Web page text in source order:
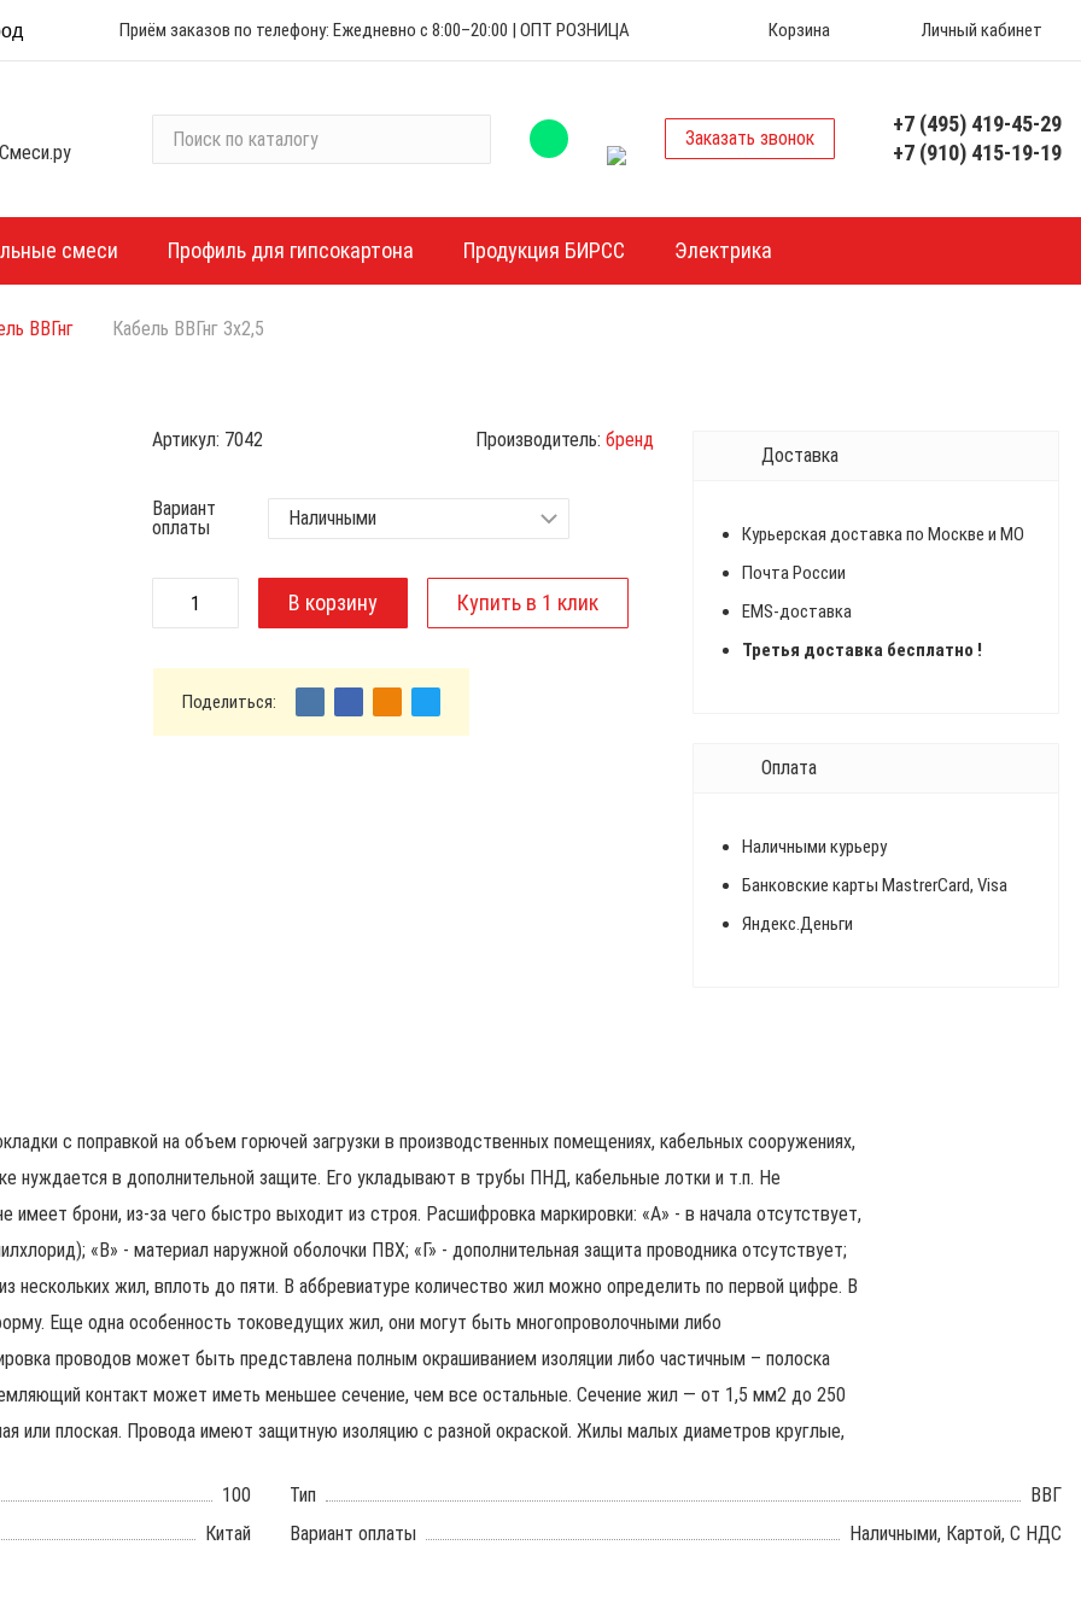
Приём заказов по телефону: Ежедневно с 8:00–20:00 | ОПТ РОЗНИЦА Корзина Личный кабинет
с
к
л
г
у
Заказать звонок
+7 (495) 419-45-29
+7 (910) 415-19-19
смеси Профиль для гипсокартона Продукция БИРСС Электрика
ВВГнг Кабель ВВГнг 3х2,5
Артикул: 7042 Производитель: бренд
Вариант
оплаты
Поделиться:
Доставка
Курьерская доставка по Москве и МО
Почта России
EMS-доставка
Третья доставка бесплатно !
Оплата
Наличными курьеру
Банковские карты MastrerCard, Visa
Яндекс.Деньги
с поправкой на объем горючей загрузки в производственных помещениях, кабельных сооружениях,
нуждается в дополнительной защите. Его укладывают в трубы ПНД, кабельные лотки и т.п. Не
имеет брони, из-за чего быстро выходит из строя. Расшифровка маркировки: «А» - в начала отсутствует,
«В» - материал наружной оболочки ПВХ; «Г» - дополнительная защита проводника отсутствует;
нескольких жил, вплоть до пяти. В аббревиатуре количество жил можно определить по первой цифре. В
Еще одна особенность токоведущих жил, они могут быть многопроволочными либо
проводов может быть представлена полным окрашиванием изоляции либо частичным – полоска
контакт может иметь меньшее сечение, чем все остальные. Сечение жил — от 1,5 мм2 до 250
или плоская. Провода имеют защитную изоляцию с разной окраской. Жилы малых диаметров круглые,
100 Тип
ВВГ
Китай Вариант оплаты Наличными, Картой, С НДС